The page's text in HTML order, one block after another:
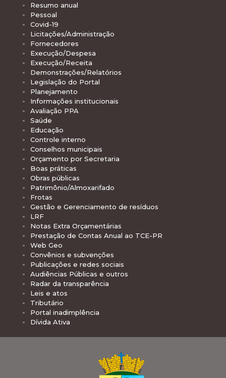
Resumo anual
Pessoal
Covid-19
Licitações/Administração
Fornecedores
Execução/Despesa
Execução/Receita
Demonstrações/Relatórios
Legislação do Portal
Planejamento
Informações institucionais
Avaliação PPA
Saúde
Educação
Controle interno
Conselhos municipais
Orçamento por Secretaria
Boas práticas
Obras públicas
Patrimônio/Almoxarifado
Frotas
Gestão e Gerenciamento de resíduos
LRF
Notas Extra Orçamentárias
Prestação de Contas Anual ao TCE-PR
Web Geo
Convênios e subvenções
Publicações e redes sociais
Audiências Públicas e outros
Radar da transparência
Leis e atos
Tributário
Portal inadimplência
Dívida Ativa